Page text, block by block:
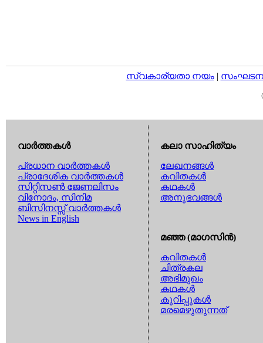
സ്വകാര്യതാ നയം|
വാര്‍ത്തകള്‍
പ്രധാന വാര്‍ത്തകള്‍
പ്രാദേശിക വാര്‍ത്തകള്‍
സിറ്റിസണ്‍ ജേണലിസം
വിനോദം, സിനിമ
ബിസിനസ്സ് വാര്‍ത്തകള്‍
News in English
കലാ സാഹിത്യം
ലേഖനങ്ങള്‍
കവിതകള്‍
കഥകള്‍
അനുഭവങ്ങള്‍
മഞ്ഞ (മാഗസിന്‍)
കവിതകള്‍
ചിത്രകല
അഭിമുഖം
കഥകള്‍
കുറിപ്പുകള്‍
മരമെഴുതുന്നത്